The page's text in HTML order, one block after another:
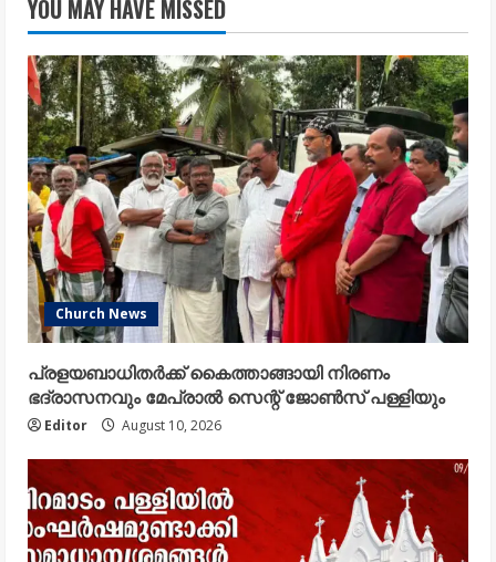
YOU MAY HAVE MISSED
Church News
പ്രളയബാധിതർക്ക് കൈത്താങ്ങായി നിരണം
ഭദ്രാസനവും മേപ്രാൽ സെന്റ് ജോൺസ് പള്ളിയും
Editor August 10, 2026